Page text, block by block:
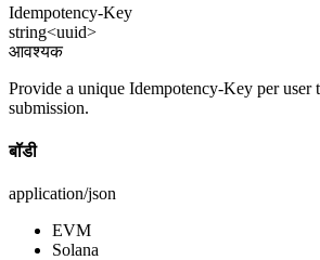
Idempotency-Key
string<uuid>
आवश्यक
Provide a unique Idempotency-Key per user
submission.
बॉडी
application/json
EVM
Solana